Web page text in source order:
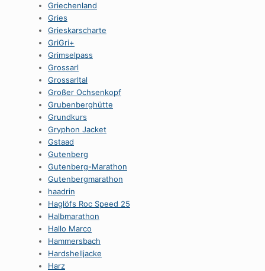
Griechenland
Gries
Grieskarscharte
GriGri+
Grimselpass
Grossarl
Grossarltal
Großer Ochsenkopf
Grubenberghütte
Grundkurs
Gryphon Jacket
Gstaad
Gutenberg
Gutenberg-Marathon
Gutenbergmarathon
haadrin
Haglöfs Roc Speed 25
Halbmarathon
Hallo Marco
Hammersbach
Hardshelljacke
Harz